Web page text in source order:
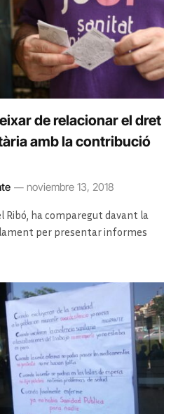
de relacionar el dret
amb la contribució
noviembre 13, 2018
Ribó, ha comparegut davant la
per presentar informes